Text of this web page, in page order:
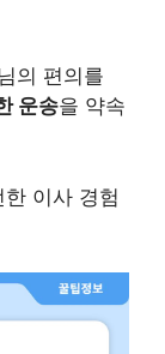
의 편의를
운송을 약속
이사 경험